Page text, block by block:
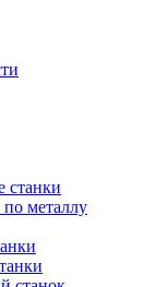
станки
металлу